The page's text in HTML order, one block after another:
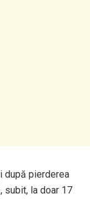
după pierderea
subit, la doar 17